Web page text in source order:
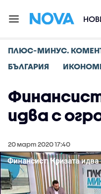
ПЛЮС-МИНУС.
БЪЛГАРИЯ
идва с
20 март 2020 17:40